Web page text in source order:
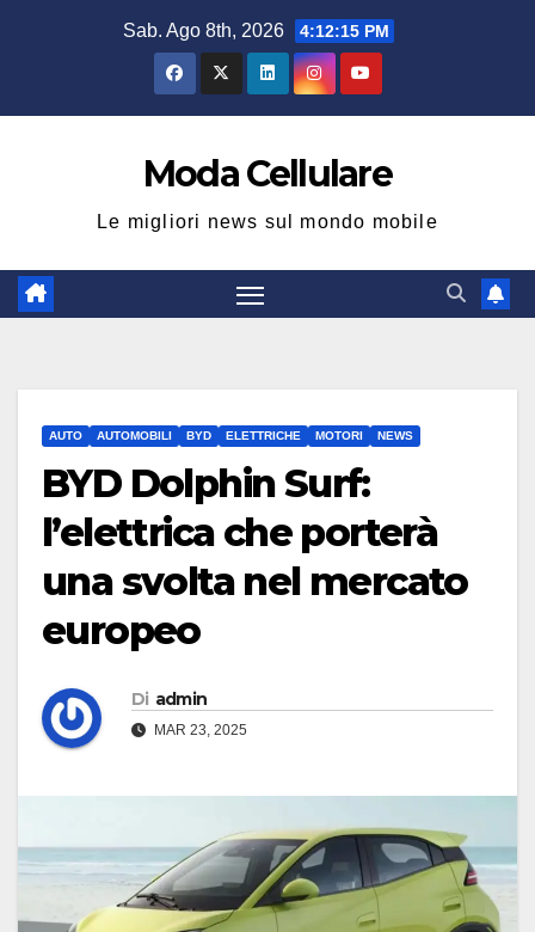
Sab. Ago 8th, 2026 4:12:16 PM
Moda Cellulare
Le migliori news sul mondo mobile
AUTO AUTOMOBILI BYD ELETTRICHE MOTORI NEWS
BYD Dolphin Surf:
l’elettrica che porterà
una svolta nel mercato
europeo
Di admin
MAR 23, 2025